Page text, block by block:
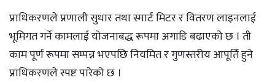
प्राधिकरणले प्रणाली सुधार तथा स्मार्ट मिटर र वितरण लाइनलाई
भूमिगत गर्ने कामलाई योजनाबद्ध रूपमा अगाडि बढाएको छ । ती
काम पूर्ण रूपमा सम्पन्न भएपछि नियमित र गुणस्तरीय आपूर्ति हुने
प्राधिकरणले स्पष्ट पारेको छ ।